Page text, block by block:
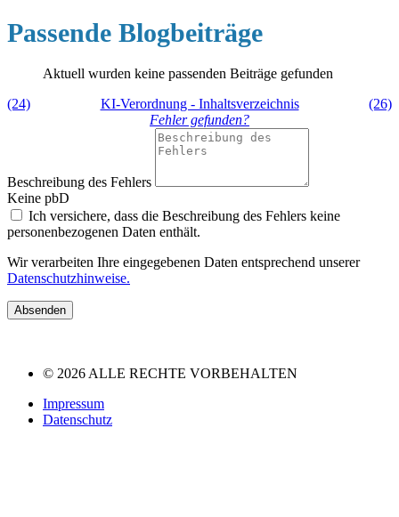
Passende Blogbeiträge
Aktuell wurden keine passenden Beiträge gefunden
(24)
KI-Verordnung - Inhaltsverzeichnis
(26)
Fehler gefunden?
Beschreibung des Fehlers
Keine pbD
Ich versichere, dass die Beschreibung des Fehlers keine
personenbezogenen Daten enthält.
Wir verarbeiten Ihre eingegebenen Daten entsprechend unserer
Datenschutzhinweise.
Absenden
© 2026 ALLE RECHTE VORBEHALTEN
Impressum
Datenschutz